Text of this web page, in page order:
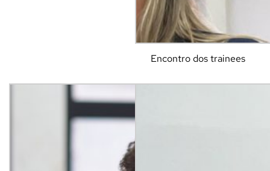
Encontro dos trainees